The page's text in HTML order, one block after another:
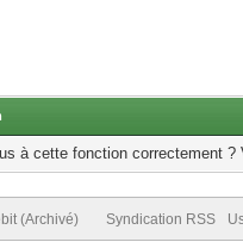
à cette fonction correctement
(Archivé) Syndication RSS